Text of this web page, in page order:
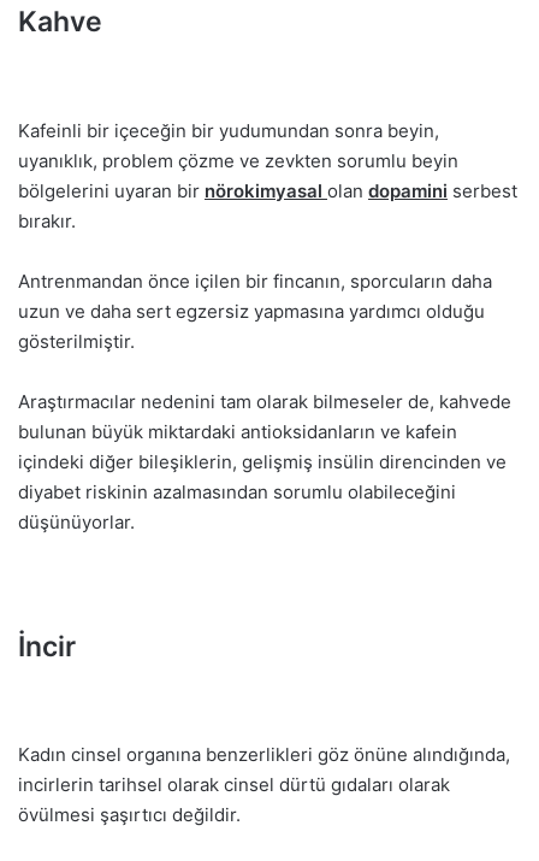
Kahve
Kafeinli bir içeceğin bir yudumundan sonra beyin,
uyanıklık, problem çözme ve zevkten sorumlu beyin
bölgelerini uyaran bir nörokimyasal olan dopamini serbest
bırakır.
Antrenmandan önce içilen bir fincanın, sporcuların daha
uzun ve daha sert egzersiz yapmasına yardımcı olduğu
gösterilmiştir.
Araştırmacılar nedenini tam olarak bilmeseler de, kahvede
bulunan büyük miktardaki antioksidanların ve kafein
içindeki diğer bileşiklerin, gelişmiş insülin direncinden ve
diyabet riskinin azalmasından sorumlu olabileceğini
düşünüyorlar.
İncir
Kadın cinsel organına benzerlikleri göz önüne alındığında,
incirlerin tarihsel olarak cinsel dürtü gıdaları olarak
övülmesi şaşırtıcı değildir.